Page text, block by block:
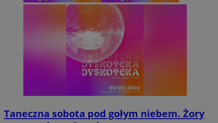
Taneczna sobota pod gołym niebem. Żory